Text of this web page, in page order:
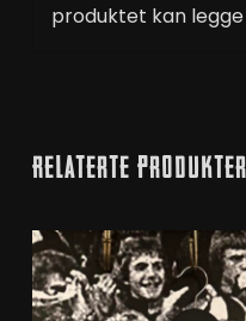
produktet kan
Relaterte Produkter